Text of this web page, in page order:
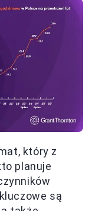
który z
planuje
są